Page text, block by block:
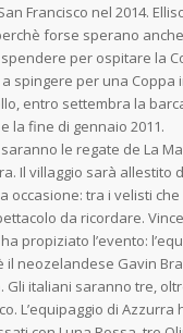
Francisco nel 2014.
forse sperano
per ospitare la
spingere per una Coppa
entro settembra la
la fine di gennaio 2011.
le regate de La
Il villaggio sarà allestito
occasione: tra i velisti
da ricordare.
propiziato l’evento:
neozelandese Gavin
Gli italiani saranno tre,
L’equipaggio di